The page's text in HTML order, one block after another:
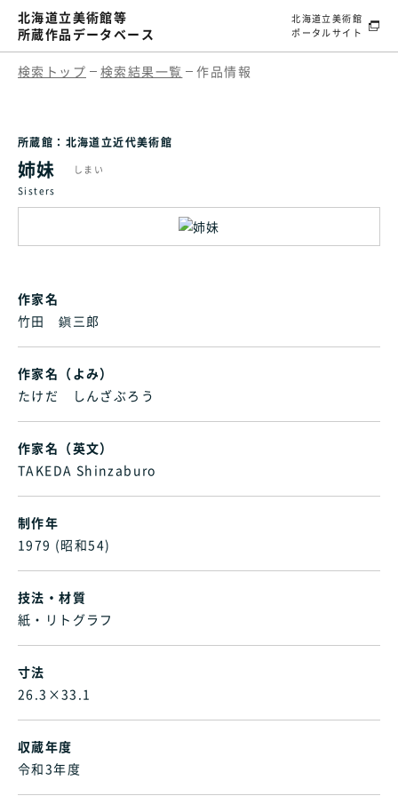
北海道立美術館等
所蔵作品データベース
北海道立美術館
ポータルサイト
検索トップ 検索結果一覧 作品情報
所蔵館：北海道立近代美術館
姉妹
しまい
Sisters
作家名
竹田 鎭三郎
作家名（よみ）
たけだ しんざぶろう
作家名（英文）
TAKEDA Shinzaburo
制作年
1979 (昭和54)
技法・材質
紙・リトグラフ
寸法
26.3×33.1
収蔵年度
令和3年度